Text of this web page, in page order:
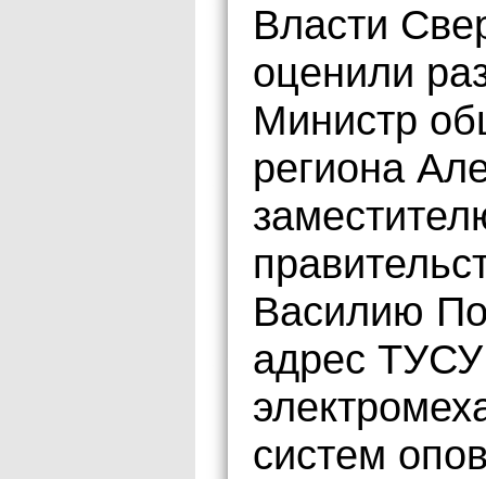
Власти
оценили
Министр
региона
Василию
адрес
систем